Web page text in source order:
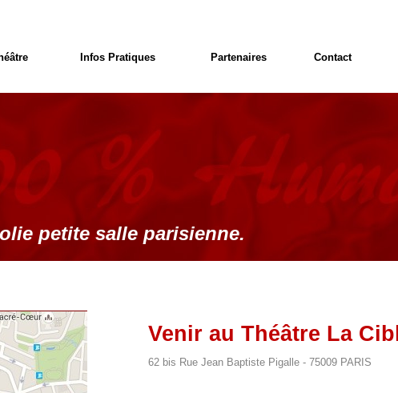
Venir au Théâtre La
62 bis Rue Jean Baptiste Pigalle - 75009 PARIS
petite salle parisienne.
Infos Pratiques Partenaires Contact